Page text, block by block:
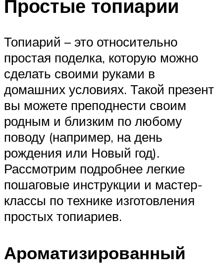
Простые топиарии
Топиарий – это относительно
простая поделка, которую можно
сделать своими руками в
домашних условиях. Такой презент
вы можете преподнести своим
родным и близким по любому
поводу (например, на день
рождения или Новый год).
Рассмотрим подробнее легкие
пошаговые инструкции и мастер-
классы по технике изготовления
простых топиариев.
Ароматизированный